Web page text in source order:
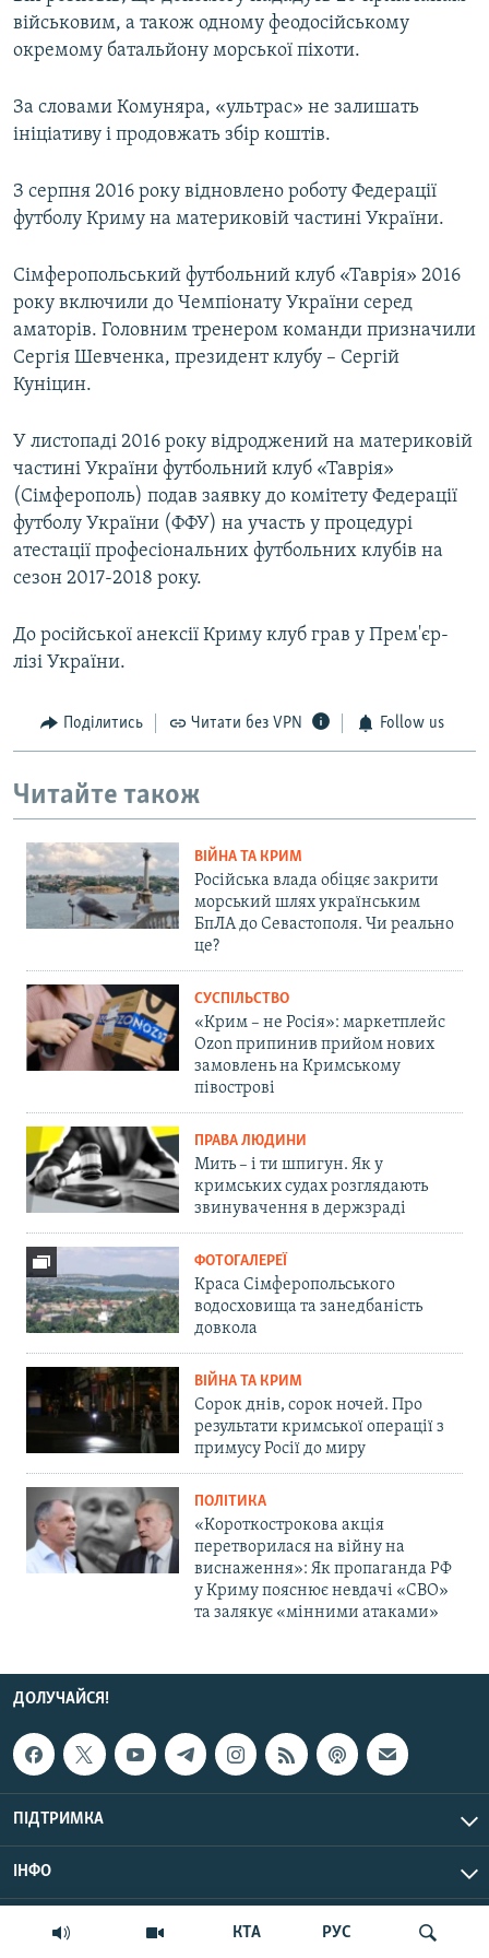
КТА РУС
військовим, а також одному феодосійському
окремому батальйону морської піхоти.
За словами Комуняра, «ультрас» не залишать
ініціативу і продовжать збір коштів.
З серпня 2016 року відновлено роботу Федерації
футболу Криму на материковій частині України.
Сімферопольський футбольний клуб «Таврія» 2016
року включили до Чемпіонату України серед
аматорів. Головним тренером команди призначили
Сергія Шевченка, президент клубу – Сергій
Куніцин.
У листопаді 2016 року відроджений на материковій
частині України футбольний клуб «Таврія»
(Сімферополь) подав заявку до комітету Федерації
футболу України (ФФУ) на участь у процедурі
атестації професіональних футбольних клубів на
сезон 2017-2018 року.
До російської анексії Криму клуб грав у Прем'єр-
лізі України.
Поділитись Читати без VPN Follow us
Читайте також
ВІЙНА ТА КРИМ
Російська влада обіцяє закрити
морський шлях українським
БпЛА до Севастополя. Чи реально
це?
СУСПІЛЬСТВО
«Крим – не Росія»: маркетплейс
Ozon припинив прийом нових
замовлень на Кримському
півострові
ПРАВА ЛЮДИНИ
Мить – і ти шпигун. Як у
кримських судах розглядають
звинувачення в держзраді
ФОТОГАЛЕРЕЇ
Краса Сімферопольського
водосховища та занедбаність
довкола
ВІЙНА ТА КРИМ
Сорок днів, сорок ночей. Про
результати кримської операції з
примусу Росії до миру
ПОЛІТИКА
«Короткострокова акція
перетворилася на війну на
виснаження»: Як пропаганда РФ
у Криму пояснює невдачі «СВО»
та залякує «мінними атаками»
ДОЛУЧАЙСЯ!
ПІДТРИМКА
ІНФО
© Крим.Реалії, 2026 | Усі права застережено.